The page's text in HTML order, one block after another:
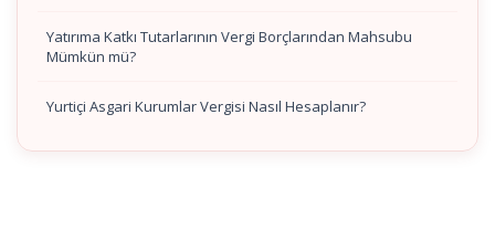
Yatırıma Katkı Tutarlarının Vergi Borçlarından Mahsubu
Mümkün mü?
Yurtiçi Asgari Kurumlar Vergisi Nasıl Hesaplanır?